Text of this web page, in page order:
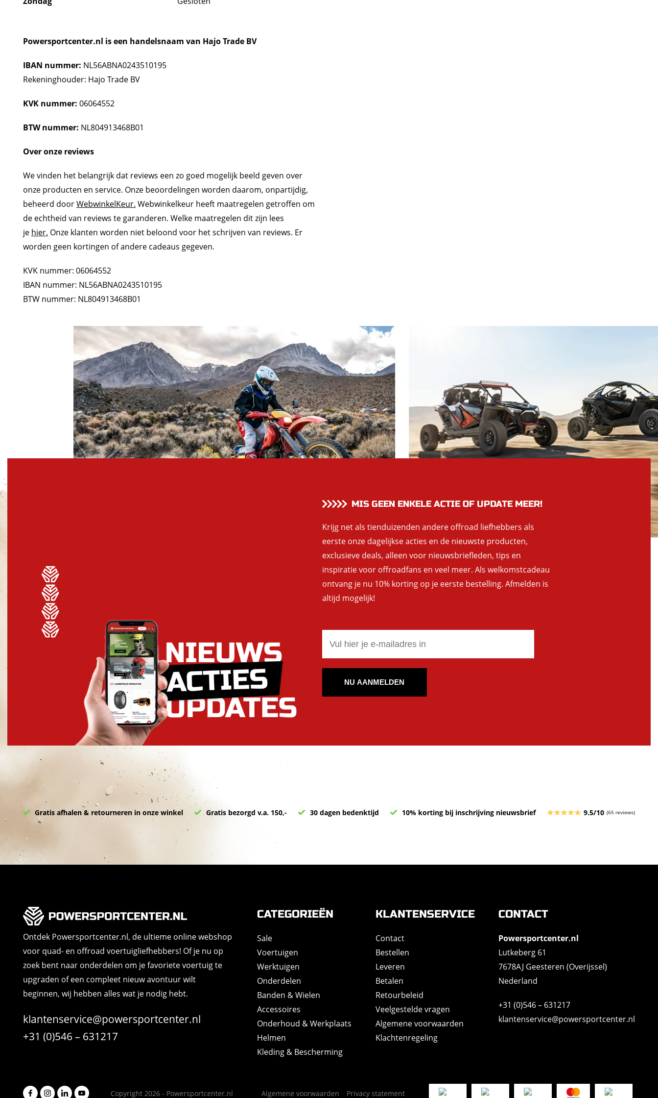
Powersportcenter.nl is een handelsnaam van Hajo Trade BV
IBAN nummer: NL56ABNA0243510195
Rekeninghouder: Hajo Trade BV
KVK nummer: 06064552
BTW nummer: NL804913468B01
Over onze reviews
We vinden het belangrijk dat reviews een zo goed mogelijk beeld geven over
onze producten en service. Onze beoordelingen worden daarom, onpartijdig,
beheerd doorWebwinkelKeur. Webwinkelkeur heeft maatregelen getroffen om
de echtheid van reviews te garanderen. Welke maatregelen dit zijn lees
je hier. Onze klanten worden niet beloond voor het schrijven van reviews. Er
worden geen kortingen of andere cadeaus gegeven.
KVK nummer: 06064552
IBAN nummer: NL56ABNA0243510195
BTW nummer: NL804913468B01
MIS GEEN ENKELE ACTIE OF UPDATE MEER!
Krijg net als tienduizenden andere offroad liefhebbers als
eerste onze dagelijkse acties en de nieuwste producten,
exclusieve deals, alleen voor nieuwsbriefleden, tips en
inspiratie voor offroadfans en veel meer. Als welkomstcadeau
ontvang je nu 10% korting op je eerste bestelling. Afmelden is
altijd mogelijk!
NU AANMELDEN
Gratis afhalen & retourneren in onze winkel Gratis bezorgd v.a. 150,- 30 dagen bedenktijd 10% korting bij inschrijving nieuwsbrief 9.5/10 (65 reviews)
Ontdek Powersportcenter.nl, de ultieme online webshop
voor quad- en offroad voertuigliefhebbers! Of je nu op
zoek bent naar onderdelen om je favoriete voertuig te
upgraden of een compleet nieuw avontuur wilt
beginnen, wij hebben alles wat je nodig hebt.
klantenservice@powersportcenter.nl
+31 (0)546 – 631217
CATEGORIEËN
Sale
Voertuigen
Werktuigen
Onderdelen
Banden & Wielen
Accessoires
Onderhoud & Werkplaats
Helmen
Kleding & Bescherming
KLANTENSERVICE
Contact
Bestellen
Leveren
Betalen
Retourbeleid
Veelgestelde vragen
Algemene voorwaarden
Klachtenregeling
CONTACT
Powersportcenter.nl
Lutkeberg 61
7678AJ Geesteren (Overijssel)
Nederland
+31 (0)546 – 631217
klantenservice@powersportcenter.nl
Copyright 2026 - Powersportcenter.nl Algemene voorwaarden Privacy statement